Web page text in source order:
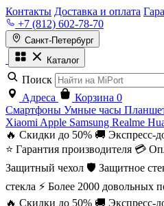
Контакты Доставка и оплата
+7 (812) 602-78-70
Санкт-Петербург
Каталог
Поиск
Адреса Корзина 0
Смартфоны Умные часы
Xiaomi Apple Samsung Realme
🔥 Скидки до 50% 🚚 Экспресс-
⭐ Гарантия производителя 💳
Защитный чехол 🛡️ Защитное
стекла ⚡ Более 2000 довольных
🔥 Скидки до 50% 🚚 Экспресс-